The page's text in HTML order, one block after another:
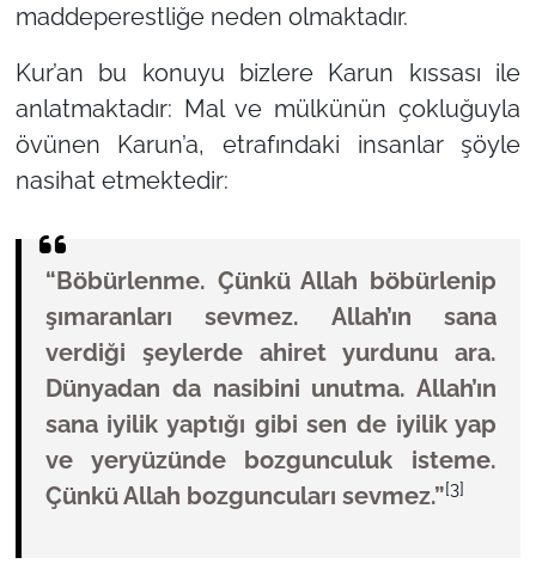
maddeperestliğe neden olmaktadır.
Kur’an bu konuyu bizlere Karun kıssası ile
anlatmaktadır: Mal ve mülkünün çokluğuyla
övünen Karun’a, etrafındaki insanlar şöyle
nasihat etmektedir:
“Böbürlenme. Çünkü Allah böbürlenip
şımaranları sevmez. Allah’ın sana
verdiği şeylerde ahiret yurdunu ara.
Dünyadan da nasibini unutma. Allah’ın
sana iyilik yaptığı gibi sen de iyilik yap
ve yeryüzünde bozgunculuk isteme.
Çünkü Allah bozguncuları sevmez.”[3]